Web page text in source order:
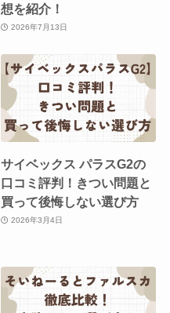
想を紹介！
2026年7月13日
サイベックス パラスG2の
口コミ評判！きつい問題と
買って後悔しない選び方
2026年3月4日